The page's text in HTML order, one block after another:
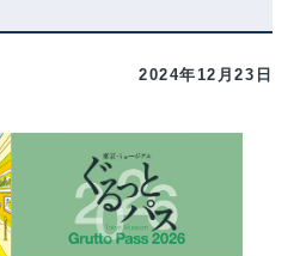
2024年12月23日